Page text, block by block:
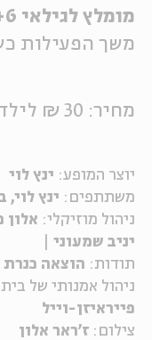
מומלץ לגילאי 6+
משך הפעילות
מחיר: 30 ₪ לילד, מבוגר מלווה: 10 ₪
יוצר המופע: ינץ לוי
משתתפים: ינץ לוי,
ניהול מוזיקלי: אלון
יניב שמעוני
תודות: הוצאה כנרת
ניהול אמנותי של
פייראיזן-וייל
צילום: ז'ראר אלון